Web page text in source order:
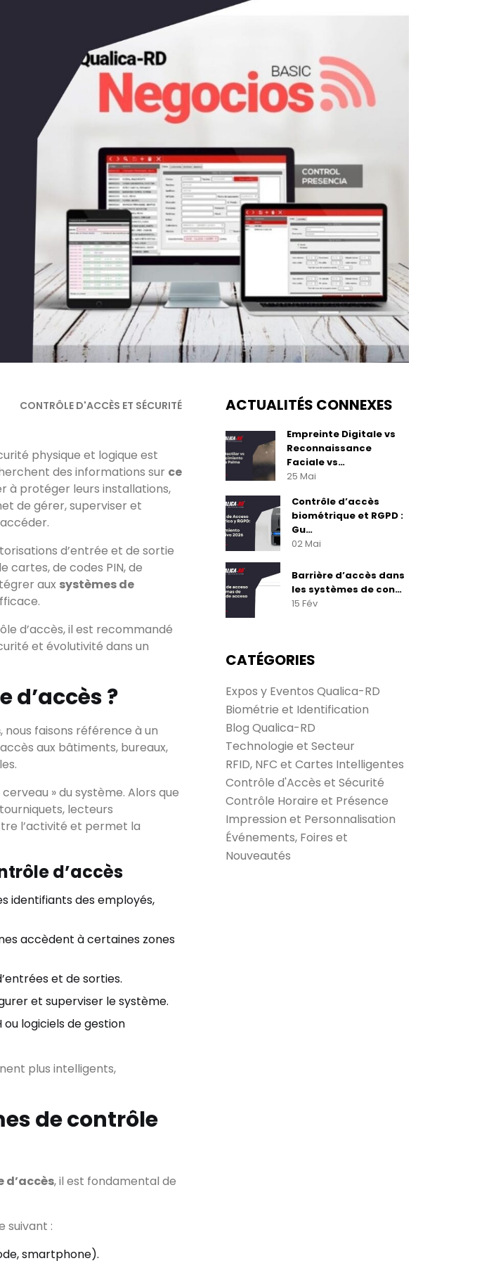
Commencez à écrire pour voir les résultats.
CONTRÔLE D'ACCÈS ET SÉCURITÉ
physique et logique est
des informations sur ce
à protéger leurs installations,
de gérer, superviser et
d’entrée et de sortie
cartes, de codes PIN, de
aux systèmes de
d’accès, il est recommandé
et évolutivité dans un
d’accès ?
, nous faisons référence à un
aux bâtiments, bureaux,
cerveau » du système. Alors que
lecteurs
l’activité et permet la
d’accès
identifiants des employés,
accèdent à certaines zones
et de sorties.
et superviser le système.
ou logiciels de gestion
plus intelligents,
de contrôle
d’accès, il est fondamental de
suivant :
smartphone).
ACTUALITÉS CONNEXES
Empreinte Digitale vs
Reconnaissance
Faciale vs…
25 Mai
Contrôle d’accès
biométrique et RGPD :
Gu…
02 Mai
Barrière d’accès dans
les systèmes de con…
15 Fév
CATÉGORIES
Expos y Eventos Qualica-RD
Biométrie et Identification
Blog Qualica-RD
Technologie et Secteur
RFID, NFC et Cartes Intelligentes
Contrôle d'Accès et Sécurité
Contrôle Horaire et Présence
Impression et Personnalisation
Événements, Foires et
Nouveautés